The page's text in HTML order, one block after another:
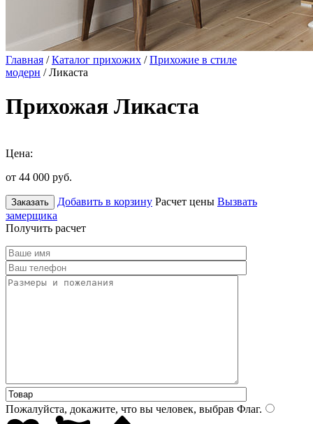
Главная /Каталог прихожих /Прихожие в стиле
модерн / Ликаста
Прихожая Ликаста
Цена:
от 44 000 руб.
Заказать Добавить в корзину Расчет цены Вызвать
замерщика
Получить расчет
Пожалуйста, докажите, что вы человек, выбрав Флаг.